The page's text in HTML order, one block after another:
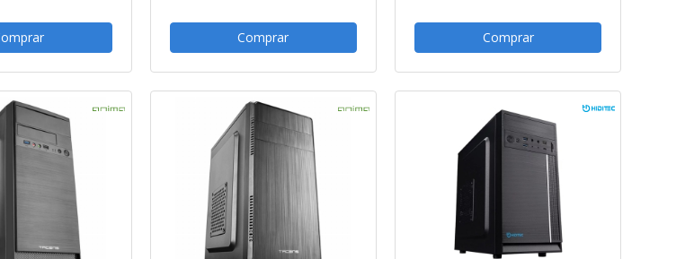
Comprar Comprar